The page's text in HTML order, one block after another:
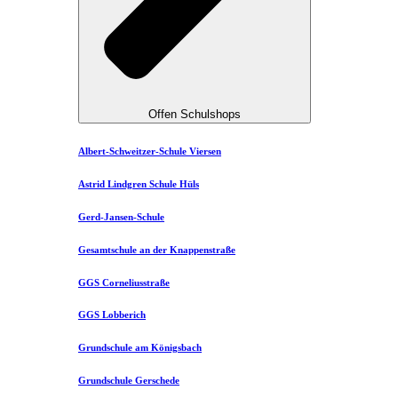
Offen Schulshops
Albert-Schweitzer-Schule Viersen
Astrid Lindgren Schule Hüls
Gerd-Jansen-Schule
Gesamtschule an der Knappenstraße
GGS Corneliusstraße
GGS Lobberich
Grundschule am Königsbach
Grundschule Gerschede